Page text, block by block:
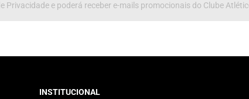
Privacidade e poderá receber e-mails promocionais do Clube
INSTITUCIONAL